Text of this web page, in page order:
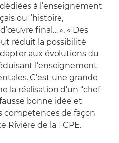
à l’enseignement
ou l’histoire,
final… ». « Des
réduit la possibilité
aux évolutions du
l’enseignement
C’est une grande
la réalisation d’un “chef
bonne idée et
compétences de façon
Rivière de la FCPE.